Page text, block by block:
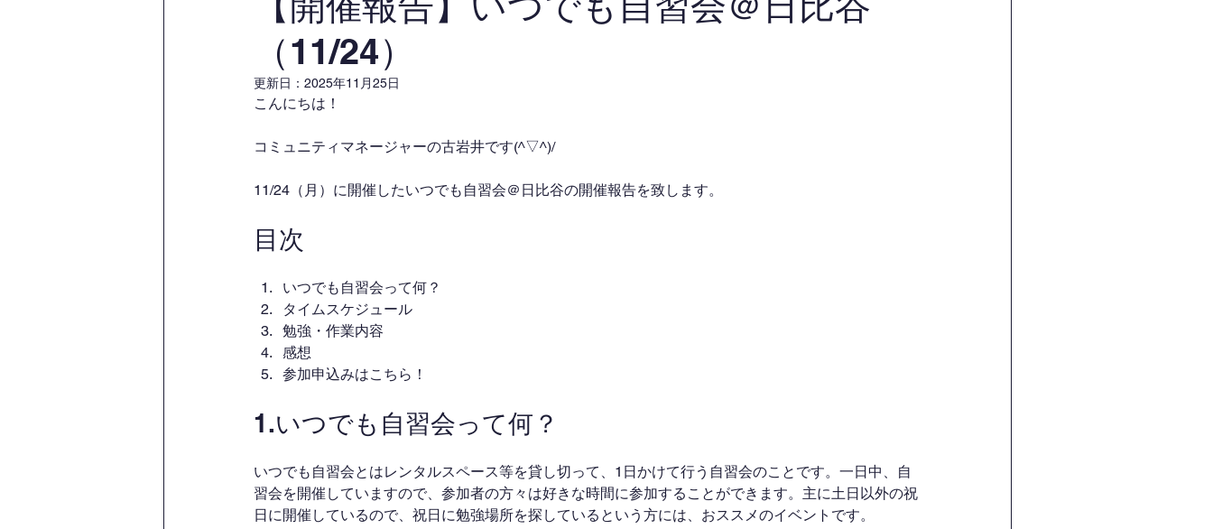
（11/24）
更新日： 2025年11月25日
こんにちは！
コミュニティマネージャーの古岩井です(^▽^)/
11/24（月）に開催したいつでも自習会＠日比谷の開催報告を致します。
目次
いつでも自習会って何？
タイムスケジュール
勉強・作業内容
感想
参加申込みはこちら！
1.いつでも自習会って何？
いつでも自習会とはレンタルスペース等を貸し切って、1日かけて行う自習会のことです。一日中、自
習会を開催していますので、参加者の方々は好きな時間に参加することができます。主に土日以外の祝
日に開催しているので、祝日に勉強場所を探しているという方には、おススメのイベントです。